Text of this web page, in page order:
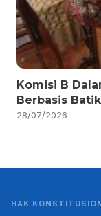
Komisi B
Berbasis Batik
28/07/2026
HAK